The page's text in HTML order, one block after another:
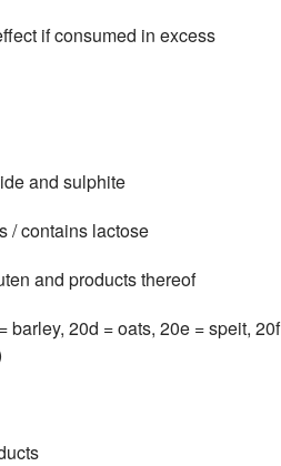
if consumed in excess
dioxide and sulphite
contains lactose
and products thereof
barley, 20d = oats, 20e = speit, 20f